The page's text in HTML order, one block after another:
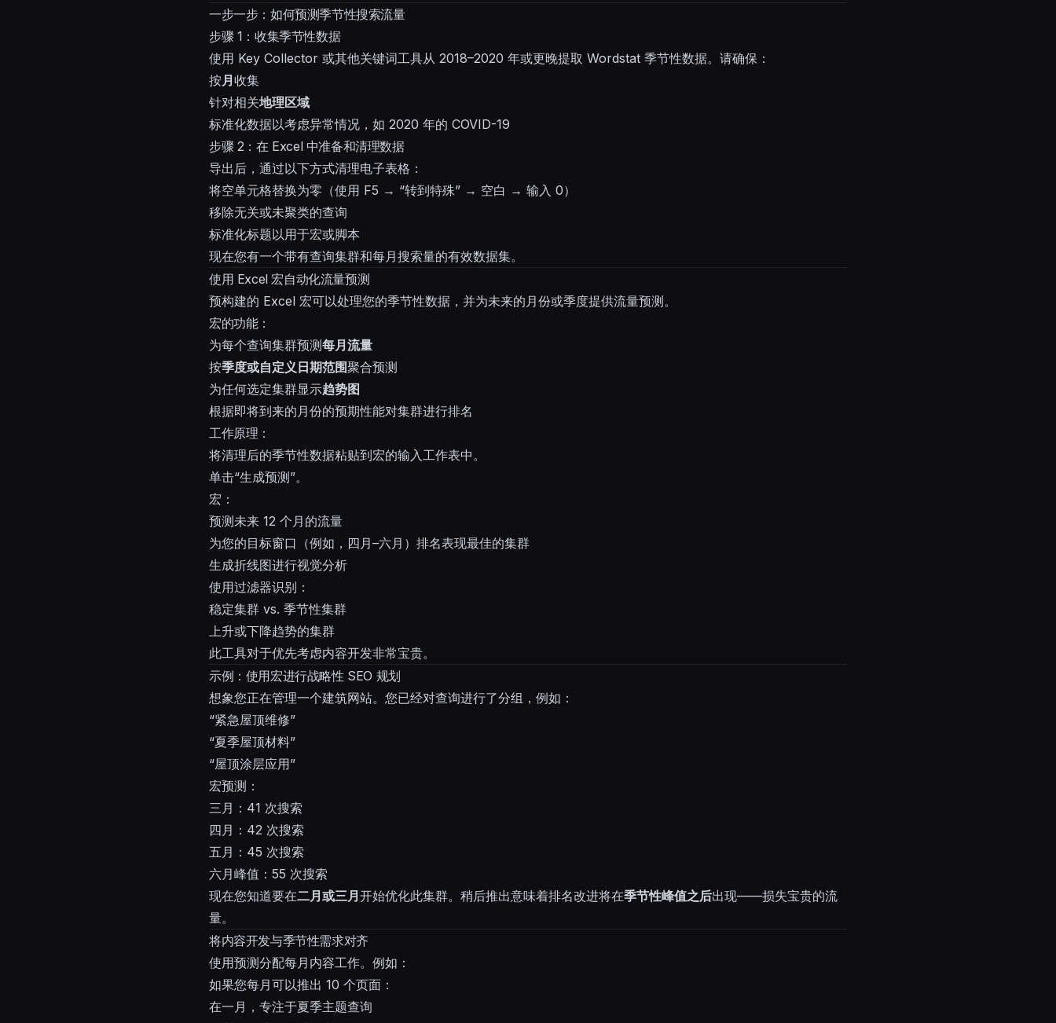
一步一步：如何预测季节性搜索流量
步骤 1：收集季节性数据
使用 Key Collector 或其他关键词工具从 2018–2020 年或更晚提取 Wordstat 季节性数据。请确保：
按月收集
针对相关地理区域
标准化数据以考虑异常情况，如 2020 年的 COVID-19
步骤 2：在 Excel 中准备和清理数据
导出后，通过以下方式清理电子表格：
将空单元格替换为零（使用 F5 → “转到特殊” → 空白 → 输入 0）
移除无关或未聚类的查询
标准化标题以用于宏或脚本
现在您有一个带有查询集群和每月搜索量的有效数据集。
使用 Excel 宏自动化流量预测
预构建的 Excel 宏可以处理您的季节性数据，并为未来的月份或季度提供流量预测。
宏的功能：
为每个查询集群预测每月流量
按季度或自定义日期范围聚合预测
为任何选定集群显示趋势图
根据即将到来的月份的预期性能对集群进行排名
工作原理：
将清理后的季节性数据粘贴到宏的输入工作表中。
单击“生成预测”。
宏：
预测未来 12 个月的流量
为您的目标窗口（例如，四月–六月）排名表现最佳的集群
生成折线图进行视觉分析
使用过滤器识别：
稳定集群 vs. 季节性集群
上升或下降趋势的集群
此工具对于优先考虑内容开发非常宝贵。
示例：使用宏进行战略性 SEO 规划
想象您正在管理一个建筑网站。您已经对查询进行了分组，例如：
“紧急屋顶维修”
“夏季屋顶材料”
“屋顶涂层应用”
宏预测：
三月：41 次搜索
四月：42 次搜索
五月：45 次搜索
六月峰值：55 次搜索
现在您知道要在二月或三月开始优化此集群。稍后推出意味着排名改进将在季节性峰值之后出现——损失宝贵的流
量。
将内容开发与季节性需求对齐
使用预测分配每月内容工作。例如：
如果您每月可以推出 10 个页面：
在一月，专注于夏季主题查询